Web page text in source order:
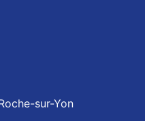
sur-Yon